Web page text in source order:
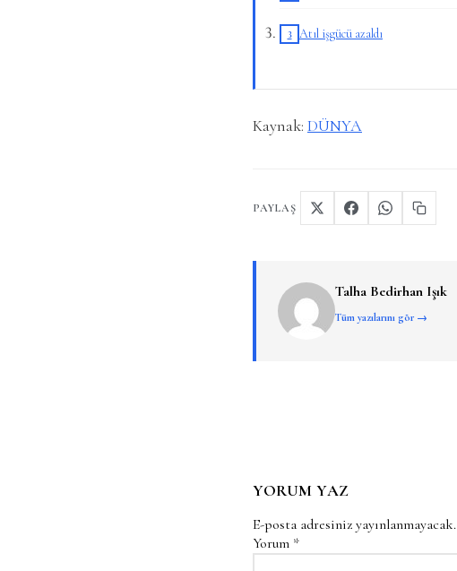
Atıl işgücü azaldı
Kaynak: DÜNYA
PAYLAŞ
Talha Bedirhan Işık
Tüm yazılarını gör →
YORUM YAZ
E-posta adresiniz yayınlanmayacak.
Yorum *